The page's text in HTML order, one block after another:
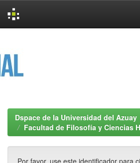
Dspace de la Universidad del Azuay
Facultad de Filosofía y Ciencias
Por favor, use este identificador para